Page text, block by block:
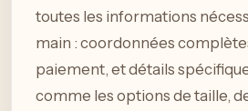
toutes les informations
main : coordonnées
paiement, et détails
comme les options de taille,